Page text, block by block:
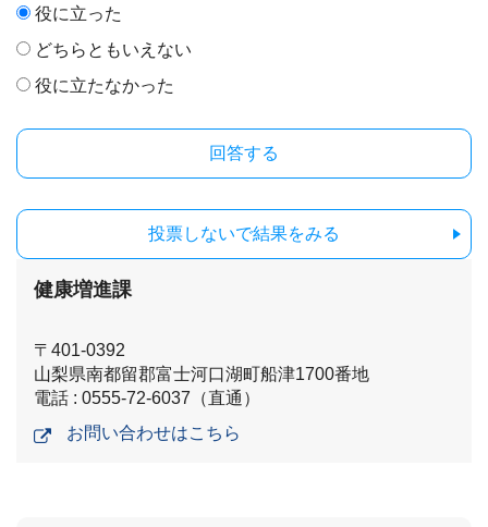
役に立った
どちらともいえない
役に立たなかった
投票しないで結果をみる
健康増進課
〒401-0392
山梨県南都留郡富士河口湖町船津1700番地
電話 : 0555-72-6037（直通）
お問い合わせはこちら